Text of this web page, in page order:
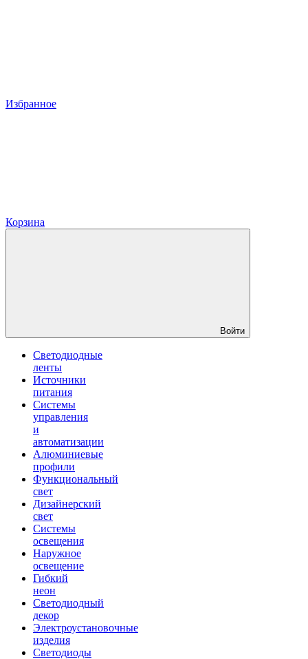
Избранное
Корзина
Войти
Светодиодные
ленты
Источники
питания
Системы
управления
и
автоматизации
Алюминиевые
профили
Функциональный
свет
Дизайнерский
свет
Системы
освещения
Наружное
освещение
Гибкий
неон
Светодиодный
декор
Электроустановочные
изделия
Светодиоды